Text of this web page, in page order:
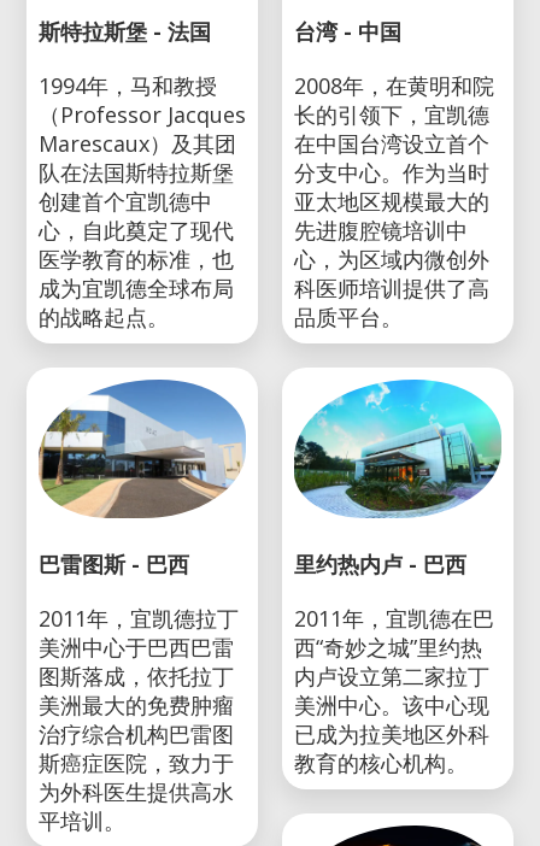
斯特拉斯堡 - 法国
1994年，马和教授
（Professor Jacques
Marescaux）及其团
队在法国斯特拉斯堡
创建首个宜凯德中
心，自此奠定了现代
医学教育的标准，也
成为宜凯德全球布局
的战略起点。
巴雷图斯 - 巴西
2011年，宜凯德拉丁
美洲中心于巴西巴雷
图斯落成，依托拉丁
美洲最大的免费肿瘤
治疗综合机构巴雷图
斯癌症医院，致力于
为外科医生提供高水
平培训。
台湾 - 中国
2008年，在黄明和院
长的引领下，宜凯德
在中国台湾设立首个
分支中心。作为当时
亚太地区规模最大的
先进腹腔镜培训中
心，为区域内微创外
科医师培训提供了高
品质平台。
里约热内卢 - 巴西
2011年，宜凯德在巴
西“奇妙之城”里约热
内卢设立第二家拉丁
美洲中心。该中心现
已成为拉美地区外科
教育的核心机构。